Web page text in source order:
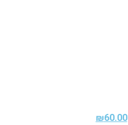
₪60.00